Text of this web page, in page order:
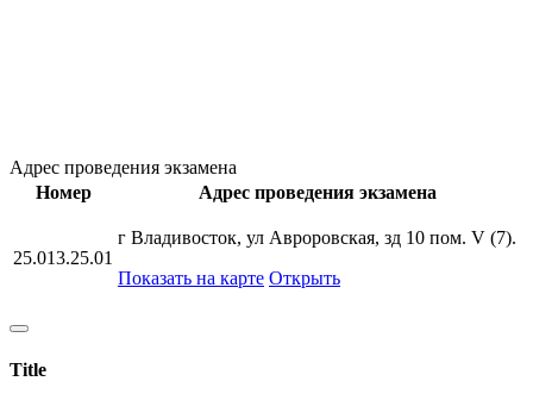
Адрес проведения экзамена
Номер
Адрес проведения экзамена
25.013.25.01
г Владивосток, ул Авроровская, зд 10 пом. V (7).
Показать на карте Открыть
Title